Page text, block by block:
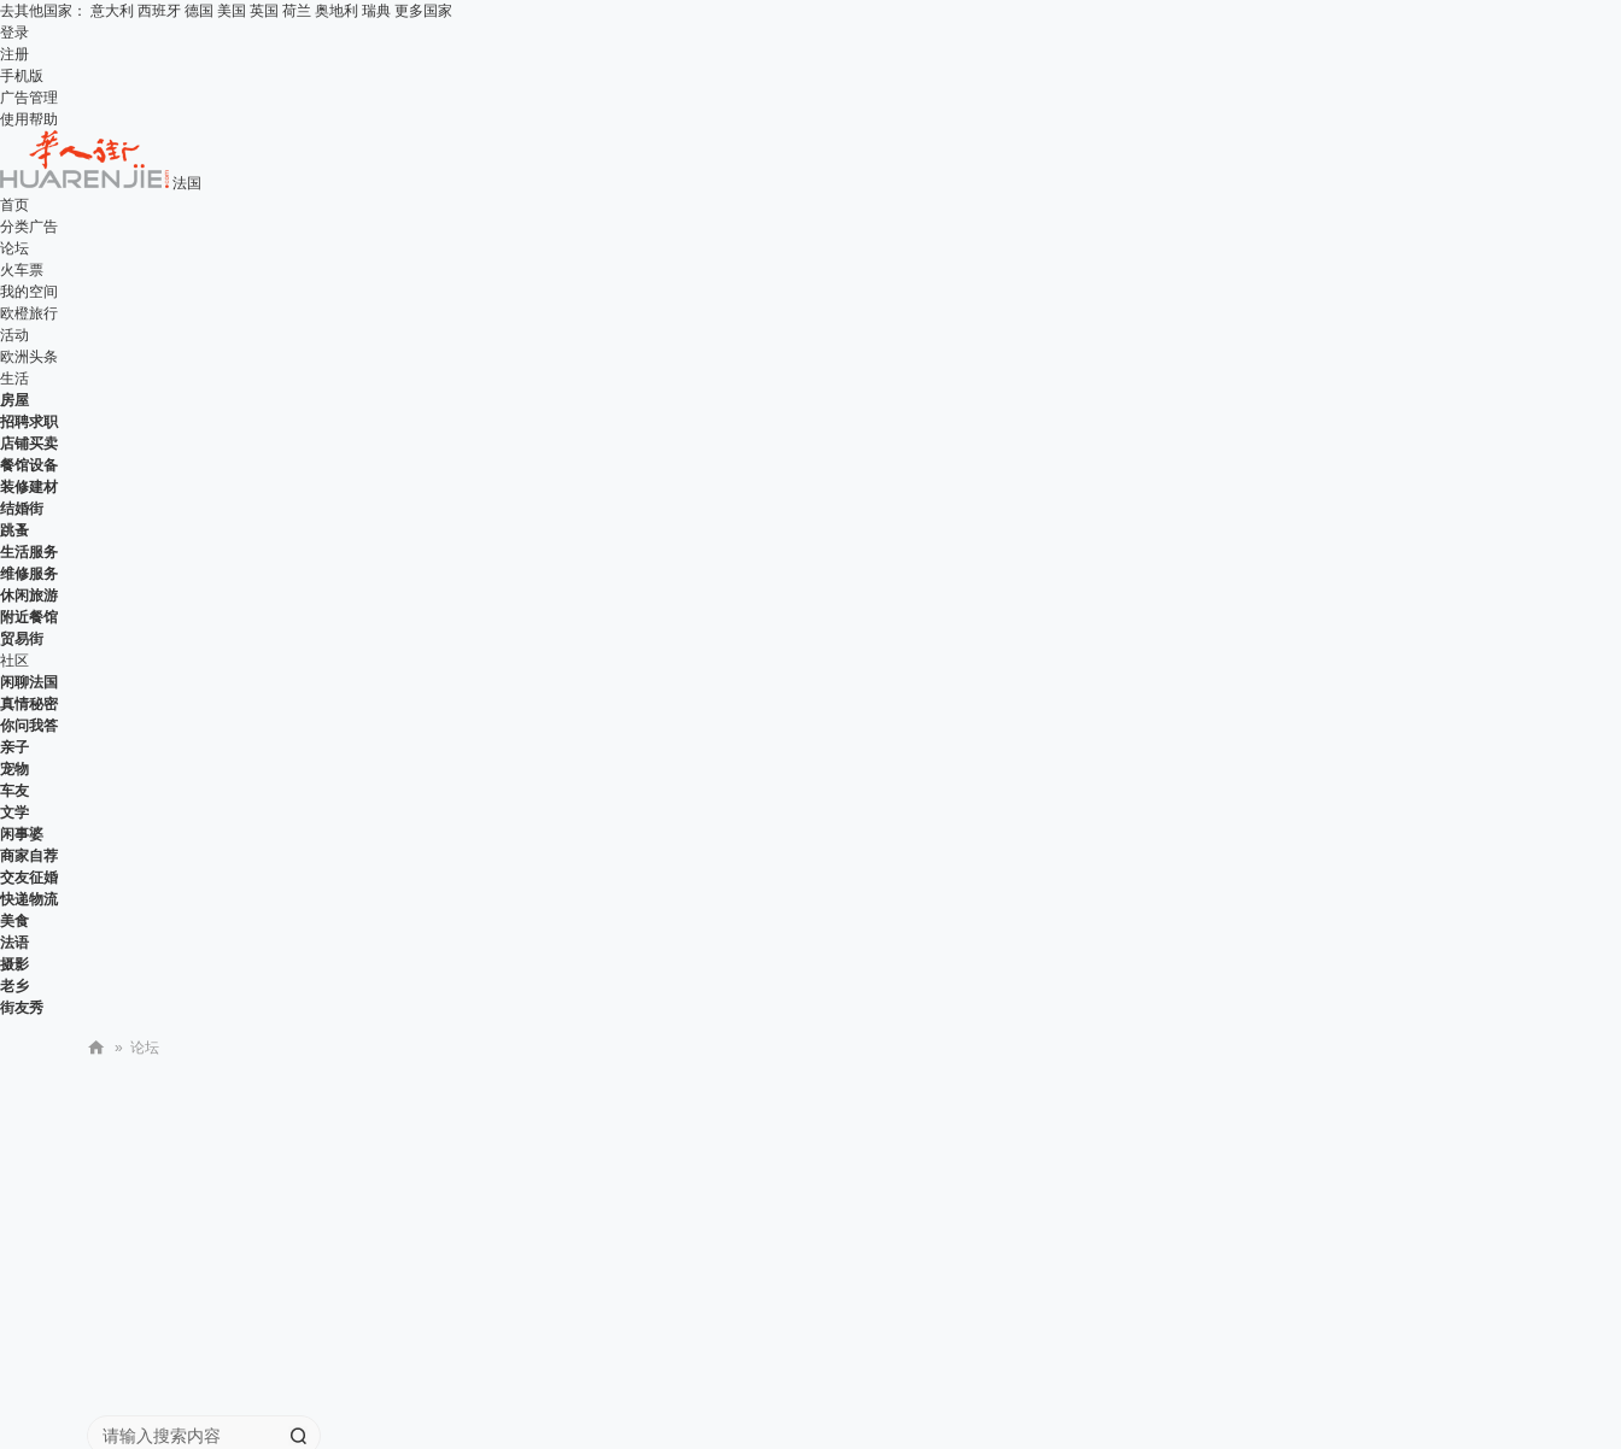
去其他国家： 意大利 西班牙 德国 美国 英国 荷兰 奥地利 瑞典 更多国家
登录
注册
手机版
广告管理
使用帮助
法国
首页
分类广告
论坛
火车票
我的空间
欧橙旅行
活动
欧洲头条
生活
房屋
招聘求职
店铺买卖
餐馆设备
装修建材
结婚街
跳蚤
生活服务
维修服务
休闲旅游
附近餐馆
贸易街
社区
闲聊法国
真情秘密
你问我答
亲子
宠物
车友
文学
闲事婆
商家自荐
交友征婚
快递物流
美食
法语
摄影
老乡
街友秀
» 论坛